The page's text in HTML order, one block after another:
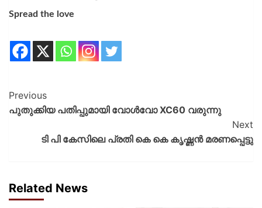
Spread the love
Previous
പുതുക്കിയ പതിപ്പുമായി വോൾവോ XC60 വരുന്നു
Next
ടി പി കേസിലെ പ്രതി കെ കെ കൃഷ്ണൻ മരണപ്പെട്ടു
Related News